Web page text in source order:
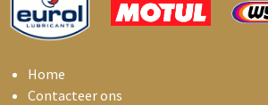
Home
Contacteer ons